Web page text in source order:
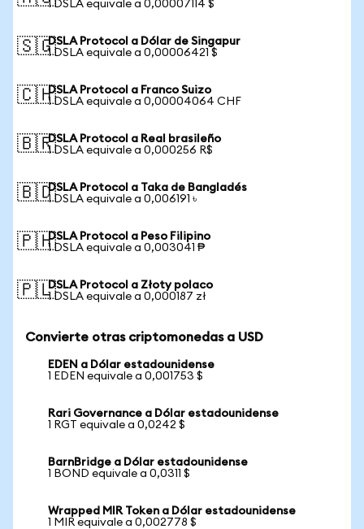
1 DSLA equivale a 0,00007114 $
🇸🇬DSLA Protocol a Dólar de Singapur
1 DSLA equivale a 0,00006421 $
🇨🇭DSLA Protocol a Franco Suizo
1 DSLA equivale a 0,00004064 CHF
🇧🇷DSLA Protocol a Real brasileño
1 DSLA equivale a 0,000256 R$
🇧🇩DSLA Protocol a Taka de Bangladés
1 DSLA equivale a 0,006191 ৳
🇵🇭DSLA Protocol a Peso Filipino
1 DSLA equivale a 0,003041 ₱
🇵🇱DSLA Protocol a Złoty polaco
1 DSLA equivale a 0,000187 zł
Convierte otras criptomonedas a USD
EDEN a Dólar estadounidense
1 EDEN equivale a 0,001753 $
Rari Governance a Dólar estadounidense
1 RGT equivale a 0,0242 $
BarnBridge a Dólar estadounidense
1 BOND equivale a 0,0311 $
Wrapped MIR Token a Dólar estadounidense
1 MIR equivale a 0,002778 $